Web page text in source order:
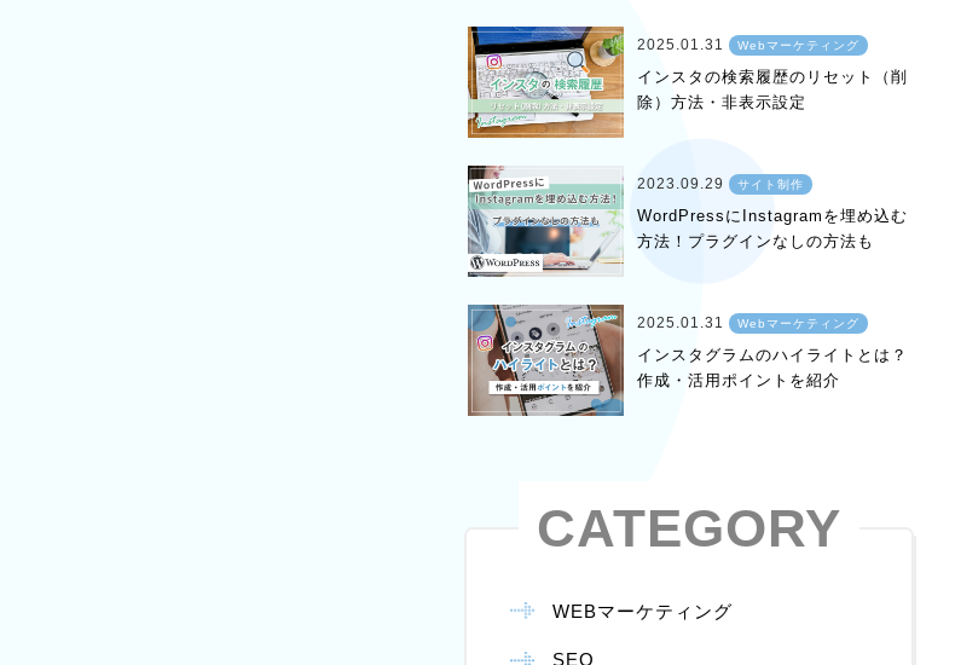
2025.01.31 Webマーケティング
インスタの検索履歴のリセット（削
除）方法・非表示設定
2023.09.29 サイト制作
WordPressにInstagramを埋め込む
方法！プラグインなしの方法も
2025.01.31 Webマーケティング
インスタグラムのハイライトとは？
作成・活用ポイントを紹介
CATEGORY
WEBマーケティング
SEO